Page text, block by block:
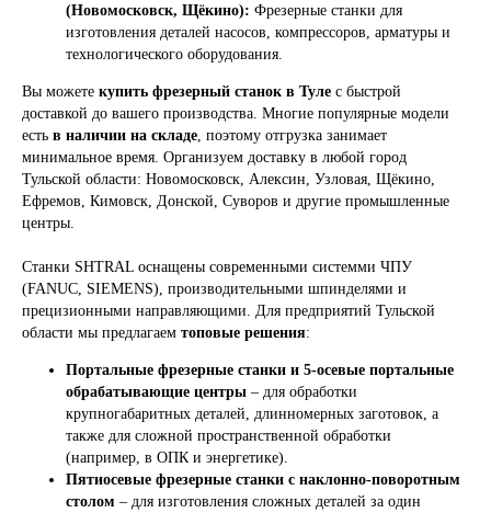
(Новомосковск, Щёкино): Фрезерные станки для
изготовления деталей насосов, компрессоров, арматуры и
технологического оборудования.
Вы можете купить фрезерный станок в Туле с быстрой
доставкой до вашего производства. Многие популярные модели
есть в наличии на складе , поэтому отгрузка занимает
минимальное время. Организуем доставку в любой город
Тульской области: Новомосковск, Алексин, Узловая, Щёкино,
Ефремов, Кимовск, Донской, Суворов и другие промышленные
центры.
Станки SHTRAL оснащены современными системми ЧПУ
(FANUC, SIEMENS), производительными шпинделями и
прецизионными направляющими. Для предприятий Тульской
области мы предлагаем топовые решения:
Портальные фрезерные станки и 5-осевые портальные
обрабатывающие центры – для обработки
крупногабаритных деталей, длинномерных заготовок, а
также для сложной пространственной обработки
(например, в ОПК и энергетике).
Пятиосевые фрезерные станки с наклонно-поворотным
столом – для изготовления сложных деталей за один